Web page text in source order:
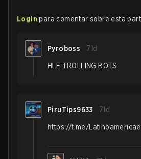
Login para comentar sobre esta
Pyroboss 71d
HLE TROLLING BOTS
PiruTips9633 71d
https://t.me/